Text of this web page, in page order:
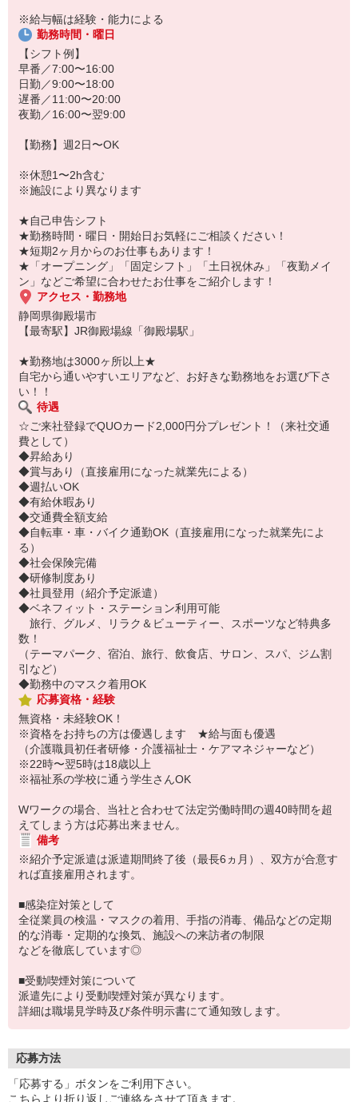
あなたのスキルに合わせて少しずつお仕事をお願いしていきます。
20代・30代・40代・50代・60代、
若手からミドル、中高年（エルダー）、シニア世代まで幅広く活躍
中！
「こんな時だからこそ、しっかり稼いでおきたい！」
「すぐに働けるところはないかな…」
「しっかり稼げるアルバイトを探してる。」
そんな方もぜひ！お気軽にご連絡ください♪
※給与幅は経験・能力による
勤務時間・曜日
【シフト例】
早番／7:00〜16:00
日勤／9:00〜18:00
遅番／11:00〜20:00
夜勤／16:00〜翌9:00
【勤務】週2日〜OK
※休憩1〜2h含む
※施設により異なります
★自己申告シフト
★勤務時間・曜日・開始日お気軽にご相談ください！
★短期2ヶ月からのお仕事もあります！
★「オープニング」「固定シフト」「土日祝休み」「夜勤メイ
ン」などご希望に合わせたお仕事をご紹介します！
アクセス・勤務地
静岡県御殿場市
【最寄駅】JR御殿場線「御殿場駅」
★勤務地は3000ヶ所以上★
自宅から通いやすいエリアなど、お好きな勤務地をお選び下さ
い！！
待遇
☆ご来社登録でQUOカード2,000円分プレゼント！（来社交通
費として）
◆昇給あり
◆賞与あり（直接雇用になった就業先による）
◆週払いOK
◆有給休暇あり
◆交通費全額支給
◆自転車・車・バイク通勤OK（直接雇用になった就業先によ
る）
◆社会保険完備
◆研修制度あり
◆社員登用（紹介予定派遣）
◆ベネフィット・ステーション利用可能
旅行、グルメ、リラク＆ビューティー、スポーツなど特典多
数！
（テーマパーク、宿泊、旅行、飲食店、サロン、スパ、ジム割
引など）
◆勤務中のマスク着用OK
応募資格・経験
無資格・未経験OK！
※資格をお持ちの方は優遇します ★給与面も優遇
（介護職員初任者研修・介護福祉士・ケアマネジャーなど）
※22時〜翌5時は18歳以上
※福祉系の学校に通う学生さんOK
Wワークの場合、当社と合わせて法定労働時間の週40時間を超
えてしまう方は応募出来ません。
備考
※紹介予定派遣は派遣期間終了後（最長6ヵ月）、双方が合意す
れば直接雇用されます。
■感染症対策として
全従業員の検温・マスクの着用、手指の消毒、備品などの定期
的な消毒・定期的な換気、施設への来訪者の制限
などを徹底しています◎
■受動喫煙対策について
派遣先により受動喫煙対策が異なります。
詳細は職場見学時及び条件明示書にて通知致します。
応募方法
「応募する」ボタンをご利用下さい。
こちらより折り返しご連絡をさせて頂きます。